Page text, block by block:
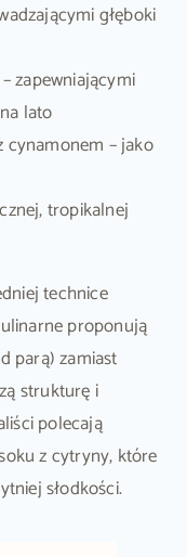
głęboki
zapewniającymi
lato
cynamonem – jako
tropikalnej
technice
proponują
parą) zamiast
strukturę i
polecają
z cytryny, które
słodkości.